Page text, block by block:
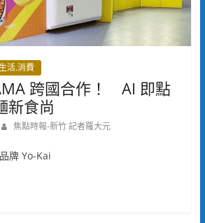
活.消費
跨國合作！ AI 即點
新食尚
焦點時報-新竹 記者羅大元
牌 Yo-Kai